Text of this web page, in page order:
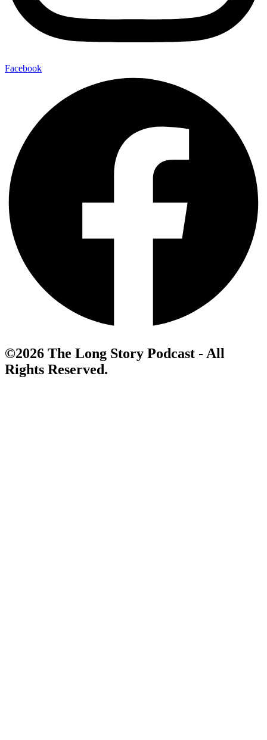
Facebook
©2026 The Long Story Podcast - All
Rights Reserved.